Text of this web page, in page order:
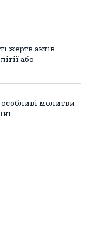
жертв актів
або
молитви